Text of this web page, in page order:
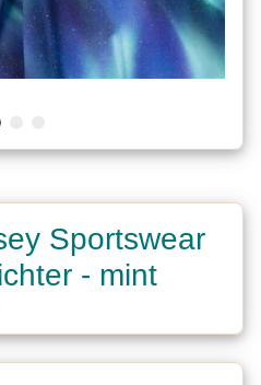
Sportswear
- mint